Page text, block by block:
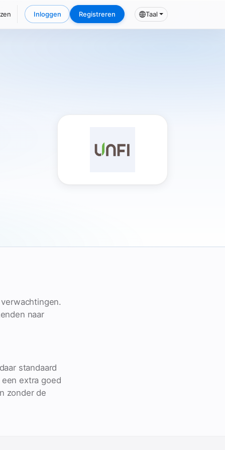
Inloggen Registreren Taal
naar
standaard
extra goed
zonder de